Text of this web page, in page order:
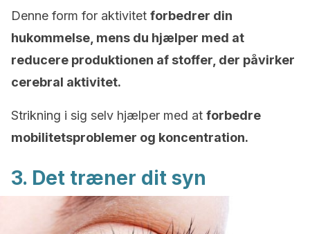
Denne form for aktivitet forbedrer din
hukommelse, mens du hjælper med at
reducere produktionen af stoffer, der påvirker
cerebral aktivitet.
Strikning i sig selv hjælper med at forbedre
mobilitetsproblemer og koncentration.
3. Det træner dit syn